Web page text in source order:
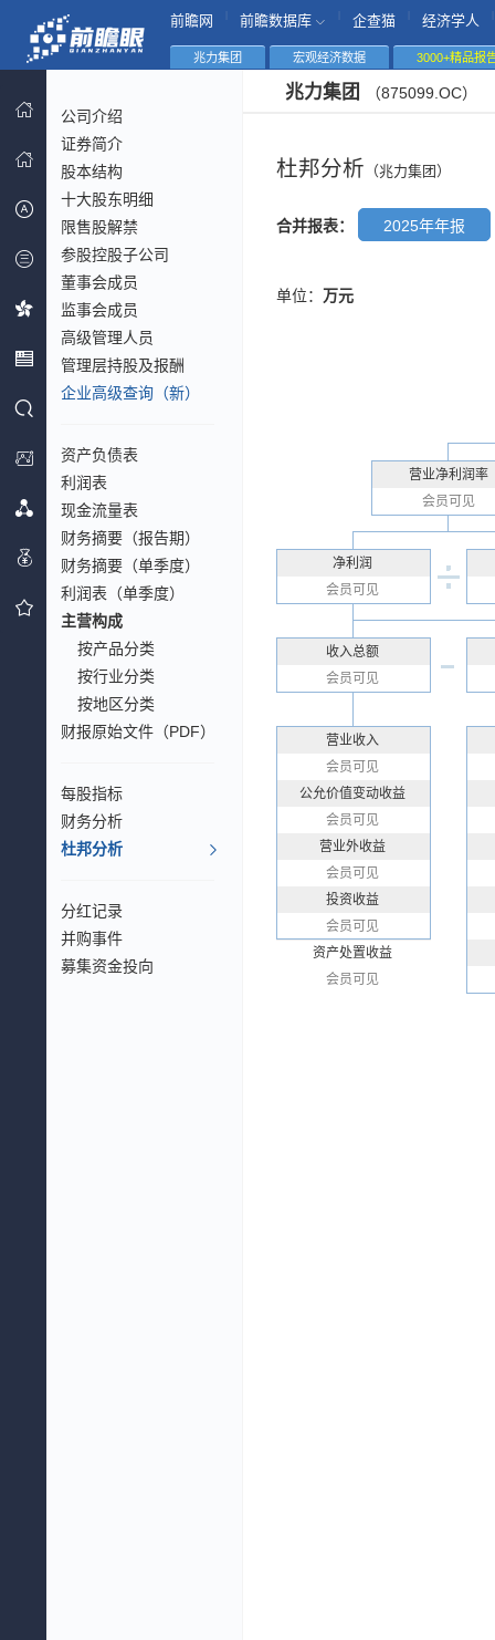
前瞻网 前瞻数据库 企查猫 经济学人
兆力集团 宏观经济数据 3000+精品报
公司介绍
证券简介
股本结构
十大股东明细
限售股解禁
参股控股子公司
董事会成员
监事会成员
高级管理人员
管理层持股及报酬
企业高级查询（新）
资产负债表
利润表
现金流量表
财务摘要（报告期）
财务摘要（单季度）
利润表（单季度）
主营构成
按产品分类
按行业分类
按地区分类
财报原始文件（PDF）
每股指标
财务分析
杜邦分析
分红记录
并购事件
募集资金投向
兆力集团 （875099.OC）
杜邦分析 （兆力集团）
合并报表： 2025年年报
单位： 万元
营业净利润率
会员可见
净利润
会员可见
收入总额
会员可见
营业收入
会员可见
公允价值变动收益
会员可见
营业外收益
会员可见
投资收益
会员可见
资产处置收益
会员可见